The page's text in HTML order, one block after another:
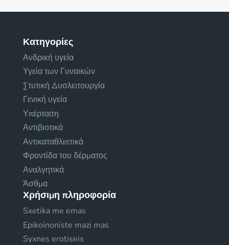
Κατηγορίες
Ανδρική υγεία
Υγεία των Γυναικών
Στυτική Δυσλειτουργία
Γενική υγεία
Υπέρταση
Αντιβιοτικά
Αντικαταθλιπτικά
Φροντίδα του δέρματος
Αναλγητικά
Άσθμα
Χρήσιμη πληροφορία
Sxetika me emas
Epikoinoniste mazi mas
Syxnes erotiseis